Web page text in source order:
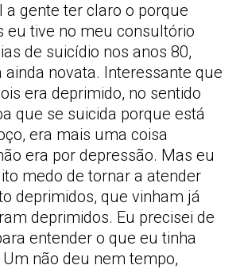
a gente ter claro o porque
eu tive no meu consultório
de suicídio nos anos 80,
ainda novata. Interessante que
era deprimido, no sentido
que se suicida porque está
era mais uma coisa
era por depressão. Mas eu
medo de tornar a atender
deprimidos, que vinham já
deprimidos. Eu precisei de
entender o que eu tinha
não deu nem tempo,